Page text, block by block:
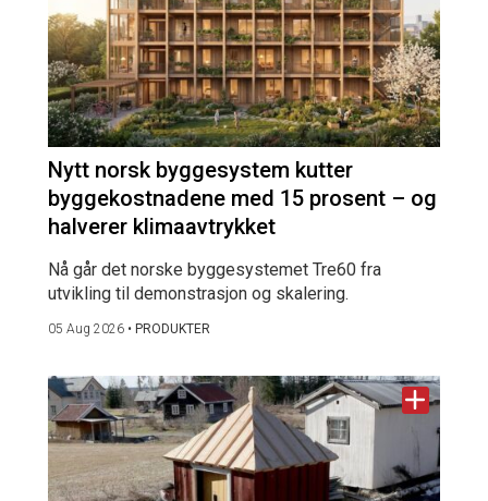
Nytt norsk byggesystem kutter
byggekostnadene med 15 prosent – og
halverer klimaavtrykket
Nå går det norske byggesystemet Tre60 fra
utvikling til demonstrasjon og skalering.
05 Aug 2026 • PRODUKTER